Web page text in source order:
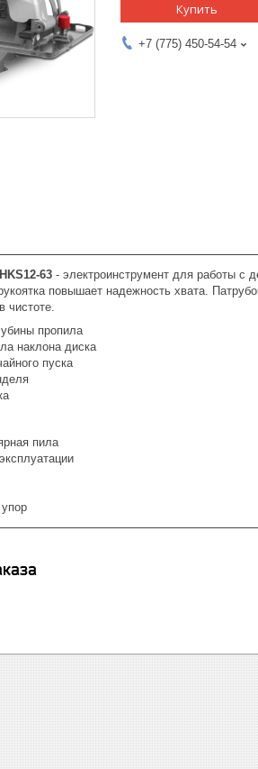
Купить
+7 (775) 450-54-54
63 - электроинструмент для работы с
повышает надежность хвата.
чистоте.
пропила
наклона диска
пуска
пила